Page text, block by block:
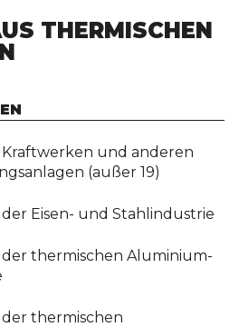
THERMISCHEN
Kraftwerken und anderen
(außer 19)
Eisen- und Stahlindustrie
thermischen Aluminium-
thermischen